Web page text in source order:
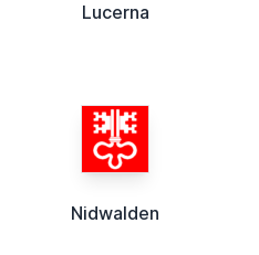
Lucerna
Nidwalden